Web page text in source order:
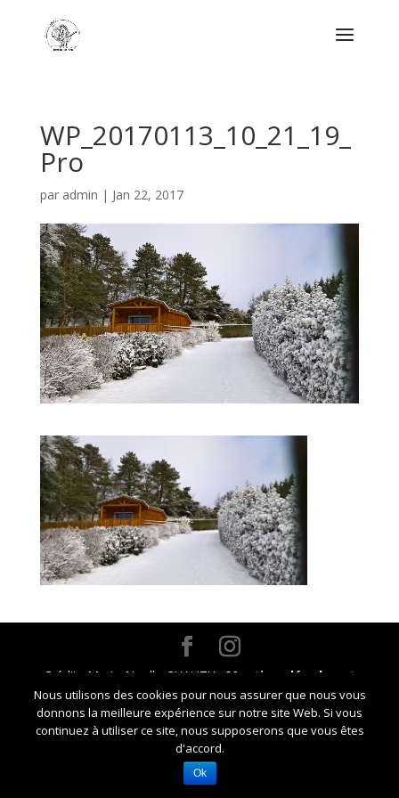
WP_20170113_10_21_19_
Pro
par admin | Jan 22, 2017
Crédits Marie-Noelle CHAUZY - Mentions légales et
RGPD
Nous utilisons des cookies pour nous assurer que nous vous
donnons la meilleure expérience sur notre site Web. Si vous
continuez à utiliser ce site, nous supposerons que vous êtes
d'accord.
Ok